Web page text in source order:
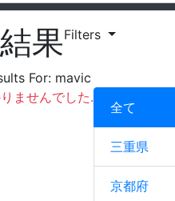
果Filters
For: mavic
ませんでした.
全て
三重県
京都府